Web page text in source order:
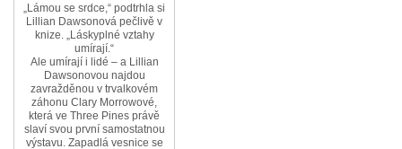
„Lámou se srdce,“ podtrhla si
Lillian Dawsonová pečlivě v
knize. „Láskyplné vztahy
umírají.“
Ale umírají i lidé – a Lillian
Dawsonovou najdou
zavražděnou v trvalkovém
záhonu Clary Morrowové,
která ve Three Pines právě
slaví svou první samostatnou
výstavu. Zapadlá vesnice se